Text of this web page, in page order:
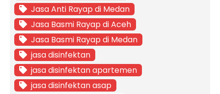
Jasa Anti Rayap di Medan
Jasa Basmi Rayap di Aceh
Jasa Basmi Rayap di Medan
jasa disinfektan
jasa disinfektan apartemen
jasa disinfektan asap